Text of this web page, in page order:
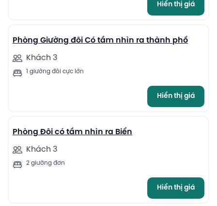
Hiển thị giá
9
Phòng Giường đôi Có tầm nhìn ra thành phố
Khách 3
1 giường đôi cực lớn
Hiển thị giá
10
Phòng Đôi có tầm nhìn ra Biển
Khách 3
2 giường đơn
Hiển thị giá
11